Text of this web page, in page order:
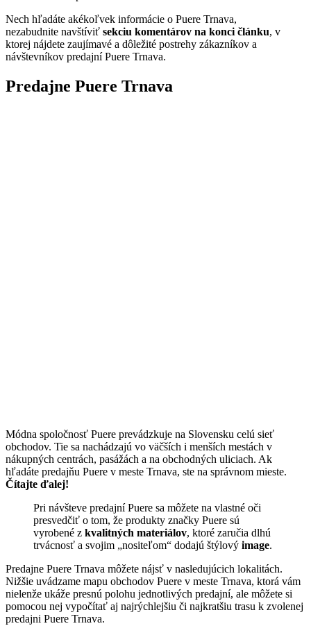
Nech hľadáte akékoľvek informácie o Puere Trnava,
nezabudnite navštíviť sekciu komentárov na konci článku, v
ktorej nájdete zaujímavé a dôležité postrehy zákazníkov a
návštevníkov predajní Puere Trnava.
Predajne Puere Trnava
Módna spoločnosť Puere prevádzkuje na Slovensku celú sieť
obchodov. Tie sa nachádzajú vo väčších i menších mestách v
nákupných centrách, pasážách a na obchodných uliciach. Ak
hľadáte predajňu Puere v meste Trnava, ste na správnom mieste.
Čítajte ďalej!
Pri návšteve predajní Puere sa môžete na vlastné oči
presvedčiť o tom, že produkty značky Puere sú
vyrobené z kvalitných materiálov, ktoré zaručia dlhú
trvácnosť a svojim „nositeľom“ dodajú štýlový image.
Predajne Puere Trnava môžete nájsť v nasledujúcich lokalitách.
Nižšie uvádzame mapu obchodov Puere v meste Trnava, ktorá vám
nielenže ukáže presnú polohu jednotlivých predajní, ale môžete si
pomocou nej vypočítať aj najrýchlejšiu či najkratšiu trasu k zvolenej
predajni Puere Trnava.